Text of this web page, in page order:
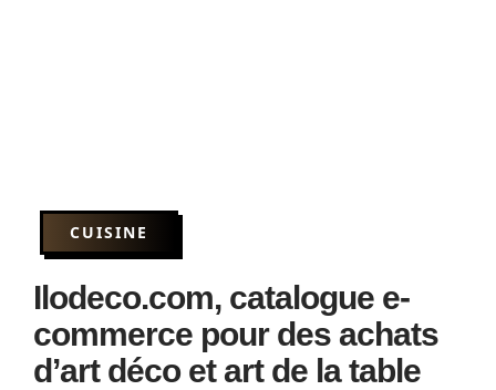
CUISINE
Ilodeco.com, catalogue e-
commerce pour des achats
d’art déco et art de la table